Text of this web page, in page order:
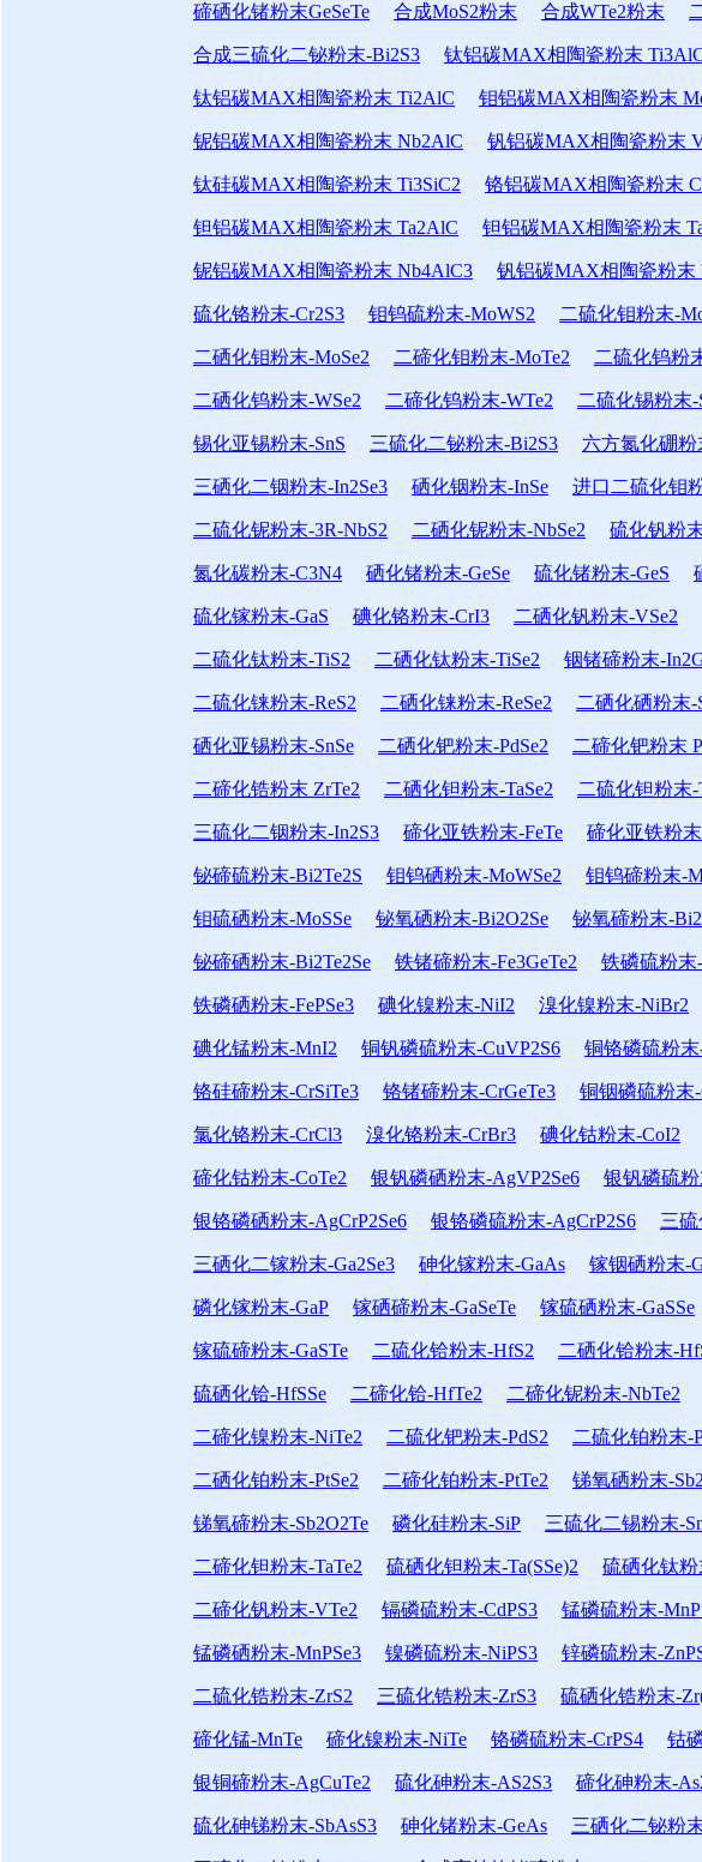
碲硒化锗粉末GeSeTe 合成MoS2粉末 合成WTe2粉末
合成三硫化二铋粉末-Bi2S3 钛铝碳MAX相陶瓷粉末
钛铝碳MAX相陶瓷粉末 Ti2AlC 钼铝碳MAX相陶瓷粉末
铌铝碳MAX相陶瓷粉末 Nb2AlC 钒铝碳MAX相陶瓷粉末
钛硅碳MAX相陶瓷粉末 Ti3SiC2 铬铝碳MAX相陶瓷粉末
钽铝碳MAX相陶瓷粉末 Ta2AlC 钽铝碳MAX相陶瓷粉末
铌铝碳MAX相陶瓷粉末 Nb4AlC3 钒铝碳MAX相陶瓷粉末
硫化铬粉末-Cr2S3 钼钨硫粉末-MoWS2 二硫化钼粉末-
二硒化钼粉末-MoSe2 二碲化钼粉末-MoTe2 二硫化钨粉
二硒化钨粉末-WSe2 二碲化钨粉末-WTe2 二硫化锡粉末-
锡化亚锡粉末-SnS 三硫化二铋粉末-Bi2S3 六方氮化硼粉
三硒化二铟粉末-In2Se3 硒化铟粉末-InSe 进口二硫化钼
二硫化铌粉末-3R-NbS2 二硒化铌粉末-NbSe2 硫化钒粉
氮化碳粉末-C3N4 硒化锗粉末-GeSe 硫化锗粉末-GeS
硫化镓粉末-GaS 碘化铬粉末-CrI3 二硒化钒粉末-VSe2
二硫化钛粉末-TiS2 二硒化钛粉末-TiSe2 铟锗碲粉末-
二硫化铼粉末-ReS2 二硒化铼粉末-ReSe2 二硒化硒粉末-
硒化亚锡粉末-SnSe 二硒化钯粉末-PdSe2 二碲化钯粉末
二碲化锆粉末 ZrTe2 二硒化钽粉末-TaSe2 二硫化钽粉末-
三硫化二铟粉末-In2S3 碲化亚铁粉末-FeTe 碲化亚铁粉末
铋碲硫粉末-Bi2Te2S 钼钨硒粉末-MoWSe2 钼钨碲粉末-
钼硫硒粉末-MoSSe 铋氧硒粉末-Bi2O2Se 铋氧碲粉末-
铋碲硒粉末-Bi2Te2Se 铁锗碲粉末-Fe3GeTe2 铁磷硫粉末
铁磷硒粉末-FePSe3 碘化镍粉末-NiI2 溴化镍粉末-NiBr2
碘化锰粉末-MnI2 铜钒磷硫粉末-CuVP2S6 铜铬磷硫粉末
铬硅碲粉末-CrSiTe3 铬锗碲粉末-CrGeTe3 铜铟磷硫粉末-
氯化铬粉末-CrCl3 溴化铬粉末-CrBr3 碘化钴粉末-CoI2
碲化钴粉末-CoTe2 银钒磷硒粉末-AgVP2Se6 银钒磷硫
银铬磷硒粉末-AgCrP2Se6 银铬磷硫粉末-AgCrP2S6 三硫
三硒化二镓粉末-Ga2Se3 砷化镓粉末-GaAs 镓铟硒粉末-
磷化镓粉末-GaP 镓硒碲粉末-GaSeTe 镓硫硒粉末-GaSSe
镓硫碲粉末-GaSTe 二硫化铪粉末-HfS2 二硒化铪粉末-
硫硒化铪-HfSSe 二碲化铪-HfTe2 二碲化铌粉末-NbTe2
二碲化镍粉末-NiTe2 二硫化钯粉末-PdS2 二硫化铂粉末-
二硒化铂粉末-PtSe2 二碲化铂粉末-PtTe2 锑氧硒粉末-
锑氧碲粉末-Sb2O2Te 磷化硅粉末-SiP 三硫化二锡粉末-
二碲化钽粉末-TaTe2 硫硒化钽粉末-Ta(SSe)2 硫硒化钛粉
二碲化钒粉末-VTe2 镉磷硫粉末-CdPS3 锰磷硫粉末-
锰磷硒粉末-MnPSe3 镍磷硫粉末-NiPS3 锌磷硫粉末-
二硫化锆粉末-ZrS2 三硫化锆粉末-ZrS3 硫硒化锆粉末-
碲化锰-MnTe 碲化镍粉末-NiTe 铬磷硫粉末-CrPS4 钴
银铜碲粉末-AgCuTe2 硫化砷粉末-AS2S3 碲化砷粉末-
硫化砷锑粉末-SbAsS3 砷化锗粉末-GeAs 三硒化二铋粉